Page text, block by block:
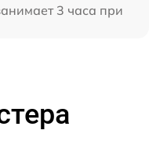
3 часа при